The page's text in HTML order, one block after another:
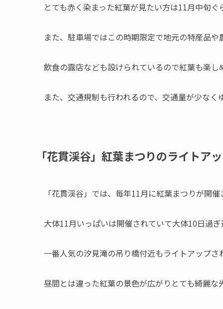
とても赤く染まった紅葉が見たい方は11月中旬
また、駐車場ではこの時期限定で地元の特産品
飲食の露店なども設けられているので紅葉も楽
また、交通規制も行われるので、交通量が少な
「花貫渓谷」紅葉まつりのライトア
「花貫渓谷」では、毎年11月に紅葉まつりが開
大体11月いっぱいは開催されていて大体10日過
一番人気の汐見滝の吊り橋付近もライトアップさ
昼間とは違った紅葉の景色が広がりとても綺麗な